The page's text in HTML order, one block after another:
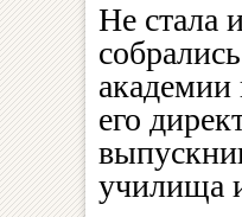
Не стала
академии
его
училища